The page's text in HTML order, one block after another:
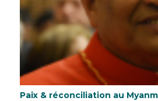
Paix & réconciliation au